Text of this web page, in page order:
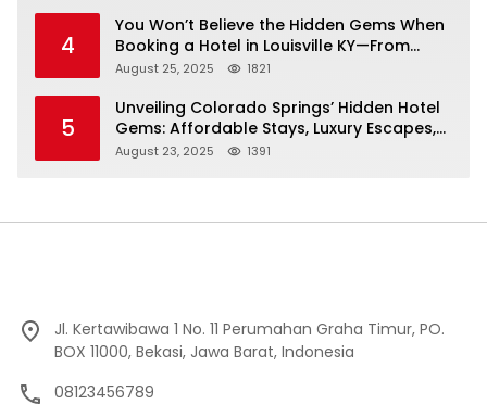
4
You Won’t Believe the Hidden Gems When
Booking a Hotel in Louisville KY—From
Cheap to Luxe!
August 25, 2025 1821
5
Unveiling Colorado Springs’ Hidden Hotel
Gems: Affordable Stays, Luxury Escapes,
and Everything In Between!
August 23, 2025 1391
Jl. Kertawibawa 1 No. 11 Perumahan Graha Timur, PO.
BOX 11000, Bekasi, Jawa Barat, Indonesia
08123456789